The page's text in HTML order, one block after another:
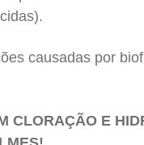
causadas por
CLORAÇÃO E